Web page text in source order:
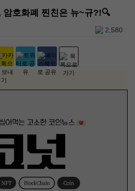
암호화폐 찐친은 뉴~규?!🔍
2,580
본문